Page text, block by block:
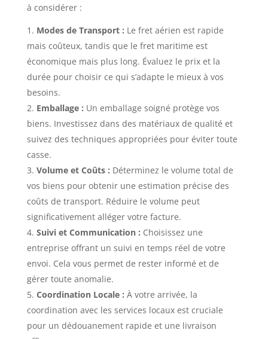
à considérer :
Modes de Transport : Le fret aérien est rapide
mais coûteux, tandis que le fret maritime est
économique mais plus long. Évaluez le prix et la
durée pour choisir ce qui s’adapte le mieux à vos
besoins.
Emballage : Un emballage soigné protège vos
biens. Investissez dans des matériaux de qualité et
suivez des techniques appropriées pour éviter toute
casse.
Volume et Coûts : Déterminez le volume total de
vos biens pour obtenir une estimation précise des
coûts de transport. Réduire le volume peut
significativement alléger votre facture.
Suivi et Communication : Choisissez une
entreprise offrant un suivi en temps réel de votre
envoi. Cela vous permet de rester informé et de
gérer toute anomalie.
Coordination Locale : À votre arrivée, la
coordination avec les services locaux est cruciale
pour un dédouanement rapide et une livraison